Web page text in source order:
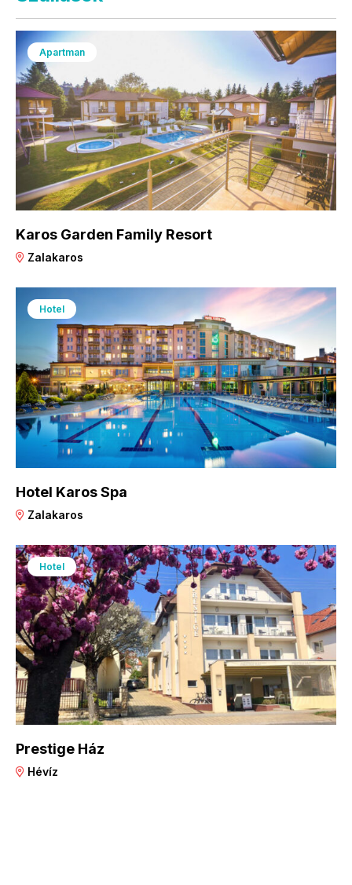
Apartman
Karos Garden Family Resort
Zalakaros
Hotel
Hotel Karos Spa
Zalakaros
Hotel
Prestige Ház
Hévíz